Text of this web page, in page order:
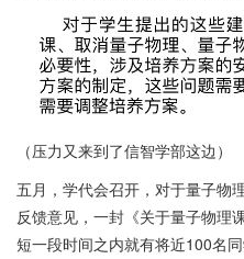
（压力又来到了信智学部这边）
五月，学代会召开，对于量子物
反馈意见，一封《关于量子物理
短一段时间之内就有将近100名同